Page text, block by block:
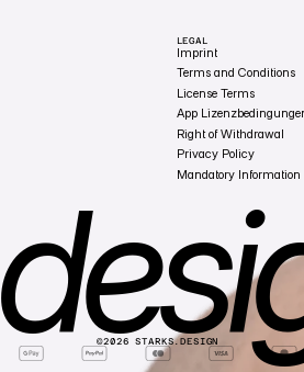
LEGAL
Imprint
Terms and Conditions
License Terms
App
Right of Withdrawal
Privacy Policy
Mandatory Information
©2026 STARKS.DESIGN